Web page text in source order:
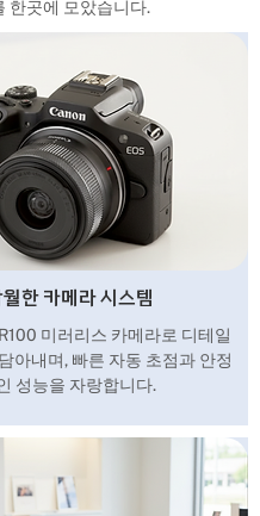
한곳에 모았습니다.
월한 카메라 시스템
미러리스 카메라로 디테일
아내며, 빠른 자동 초점과 안정
성능을 자랑합니다.